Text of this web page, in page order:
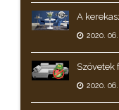
A
2020. 06.
Szövetek
2020.